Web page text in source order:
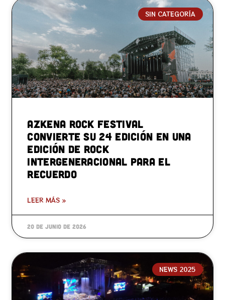
SIN CATEGORÍA
Azkena Rock Festival
convierte su 24 edición en una
edición de rock
intergeneracional para el
recuerdo
LEER MÁS »
20 de junio de 2026
NEWS 2025